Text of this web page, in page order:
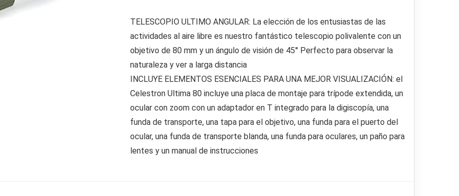
TELESCOPIO ULTIMO ANGULAR: La elección de los entusiastas de las
actividades al aire libre es nuestro fantástico telescopio polivalente con un
objetivo de 80 mm y un ángulo de visión de 45° Perfecto para observar la
naturaleza y ver a larga distancia
INCLUYE ELEMENTOS ESENCIALES PARA UNA MEJOR VISUALIZACIÓN: el
Celestron Ultima 80 incluye una placa de montaje para trípode extendida, un
ocular con zoom con un adaptador en T integrado para la digiscopía, una
funda de transporte, una tapa para el objetivo, una funda para el puerto del
ocular, una funda de transporte blanda, una funda para oculares, un paño para
lentes y un manual de instrucciones